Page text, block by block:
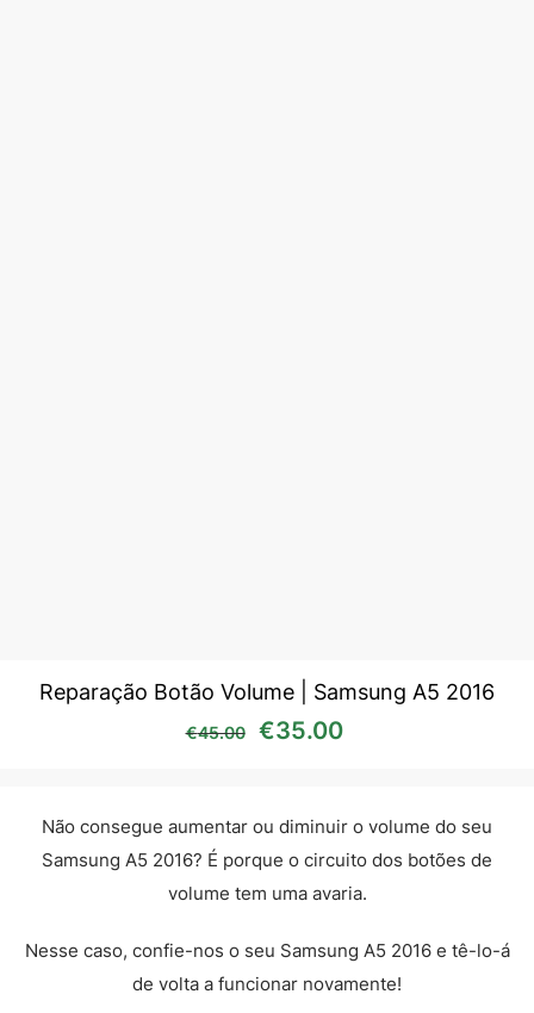
Reparação Botão Volume | Samsung A5 2016
€45.00 O preço original era:
€35.00
Não consegue aumentar ou diminuir o volume do seu
Samsung A5 2016? É porque o circuito dos botões de
volume tem uma avaria.
Nesse caso, confie-nos o seu Samsung A5 2016 e tê-lo-á
de volta a funcionar novamente!